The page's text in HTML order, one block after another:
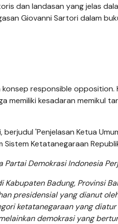
dan landasan yang jelas
Giovanni Sartori dalam
responsible
memiliki kesadaran memikul
'Penjelasan Ketua
Sistem Ketatanegaraan
Demokrasi Indonesia
Kabupaten Badung, Provinsi
presidensial yang dianut
ketatanegaraan yang
demokrasi yang